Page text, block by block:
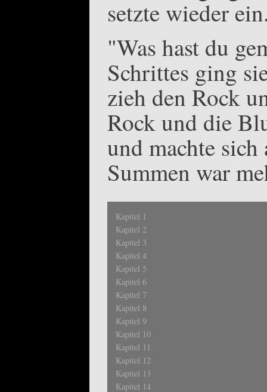
setzte wieder
"Was hast du
Schrittes ging
zieh den Rock
Rock und die
und machte
Summen war
Kapitel 1
Kapitel 2
Kapitel 3
Kapitel 4
Kapitel 5
Kapitel 6
Kapitel 7
Kapitel 8
Kapitel 9
Kapitel 10
Kapitel 11
Kapitel 12
Kapitel 13
Kapitel 14